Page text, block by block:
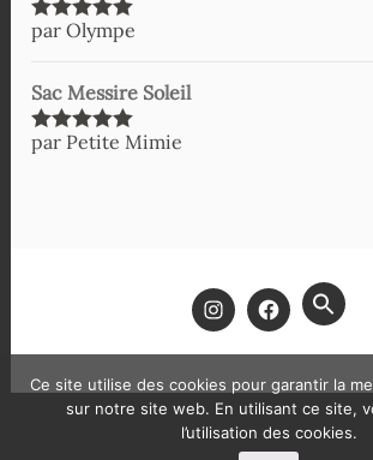
Note5sur
par Olympe
Sac Messire Soleil
Note5sur
par Petite Mimie
FOR:
Ce site utilise des cookies pour garantir la
sur notre site web. En utilisant ce site,
l’utilisation des cookies.